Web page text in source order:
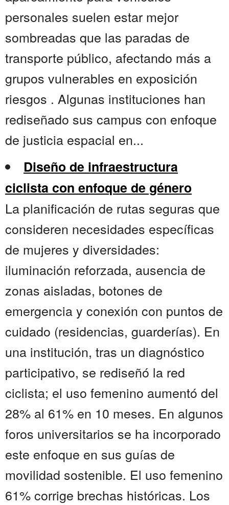
personales suelen estar mejor
sombreadas que las paradas de
transporte público, afectando más a
grupos vulnerables en exposición
riesgos . Algunas instituciones han
rediseñado sus campus con enfoque
de justicia espacial en...
Diseño de infraestructura
ciclista con enfoque de género
La planificación de rutas seguras que
consideren necesidades específicas
de mujeres y diversidades:
iluminación reforzada, ausencia de
zonas aisladas, botones de
emergencia y conexión con puntos de
cuidado (residencias, guarderías). En
una institución, tras un diagnóstico
participativo, se rediseñó la red
ciclista; el uso femenino aumentó del
28% al 61% en 10 meses. En algunos
foros universitarios se ha incorporado
este enfoque en sus guías de
movilidad sostenible. El uso femenino
61% corrige brechas históricas. Los